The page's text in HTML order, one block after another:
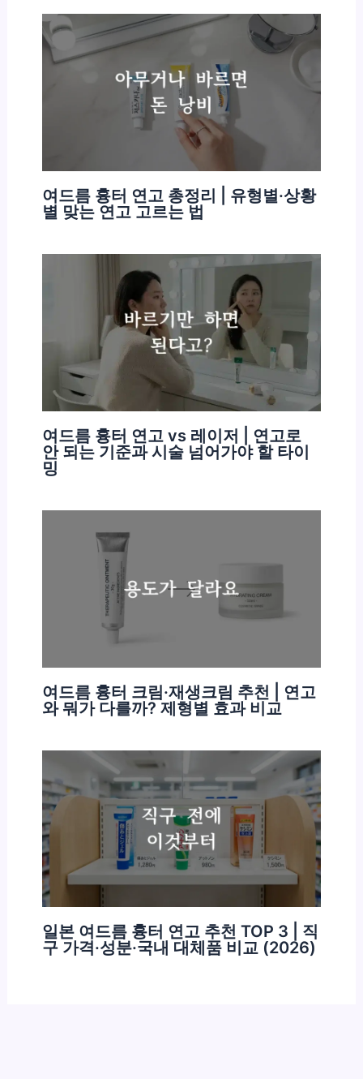
여드름 흉터 연고 총정리 | 유형별·상황
별 맞는 연고 고르는 법
여드름 흉터 연고 vs 레이저 | 연고로
안 되는 기준과 시술 넘어가야 할 타이
밍
여드름 흉터 크림·재생크림 추천 | 연고
와 뭐가 다를까? 제형별 효과 비교
일본 여드름 흉터 연고 추천 TOP 3 | 직
구 가격·성분·국내 대체품 비교 (2026)